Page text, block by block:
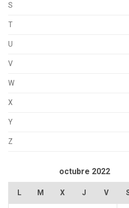
S
T
U
V
W
X
Y
Z
octubre 2022
L M X J V